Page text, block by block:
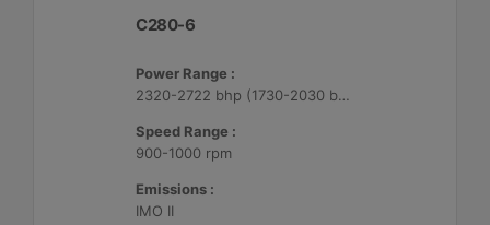
C280-6
Power Range :
2320-2722 bhp (1730-2030 bkW)
Speed Range :
900-1000 rpm
Emissions :
IMO II